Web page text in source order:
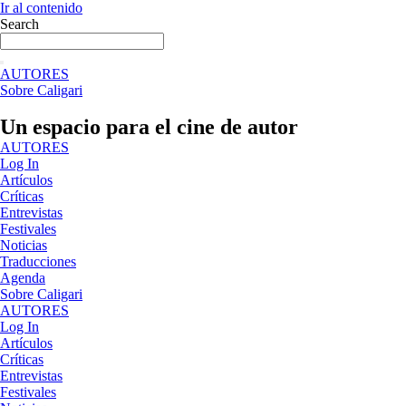
Ir al contenido
Search
AUTORES
Sobre Caligari
Un espacio para el cine de autor
AUTORES
Log In
Artículos
Críticas
Entrevistas
Festivales
Noticias
Traducciones
Agenda
Sobre Caligari
AUTORES
Log In
Artículos
Críticas
Entrevistas
Festivales